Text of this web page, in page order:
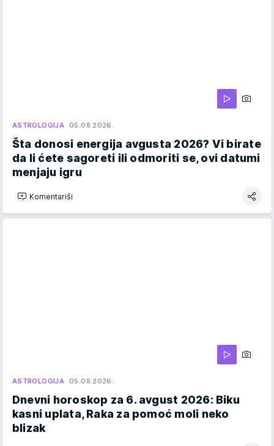
ASTROLOGIJA 05.08.2026.
Šta donosi energija avgusta 2026? Vi birate
da li ćete sagoreti ili odmoriti se, ovi datumi
menjaju igru
Komentariši
ASTROLOGIJA 05.08.2026.
Dnevni horoskop za 6. avgust 2026: Biku
kasni uplata, Raka za pomoć moli neko
blizak